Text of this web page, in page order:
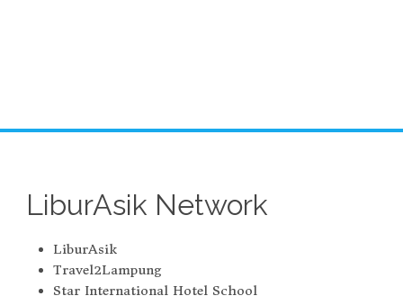
LiburAsik Network
LiburAsik
Travel2Lampung
Star International Hotel School